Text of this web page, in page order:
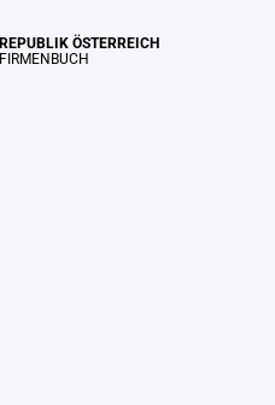
REPUBLIK ÖSTERREICH
FIRMENBUCH